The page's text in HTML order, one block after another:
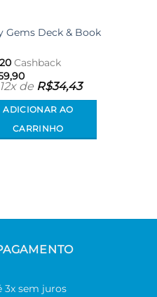
aos meus
Gems Deck & Book
Cashback
de R$34,43
ADICIONAR AO
CARRINHO
3x sem juros